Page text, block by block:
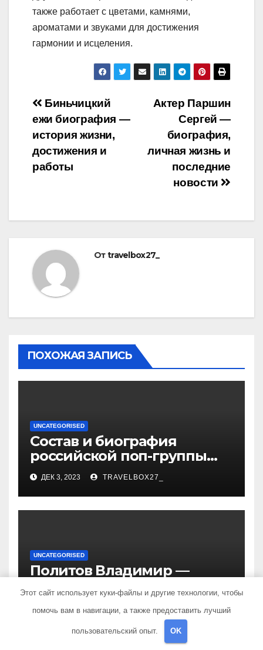
также работает с цветами, камнями,
ароматами и звуками для достижения
гармонии и исцеления.
Навигация
по
записям
Актер Паршин
Сергей —
биография,
личная жизнь и
последние
новости
Биньчицкий
ежи биография —
история жизни,
достижения и
работы
Отtravelbox27_
ПОХОЖАЯ ЗАПИСЬ
UNCATEGORISED
Состав и биография
российской поп-группы
«Иванушки интернешнл»
— история успеха, музыка
и судьбы участников
ДЕК 3, 2023 TRAVELBOX27_
UNCATEGORISED
Политов Владимир —
биографии, возрасте и
впечатляющих
достижениях!
Этот сайт использует куки-файлы и другие технологии, чтобы
помочь вам в навигации, а также предоставить лучший
пользовательский опыт. OK